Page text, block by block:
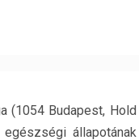
(1054 Budapest, Hold
állapotának